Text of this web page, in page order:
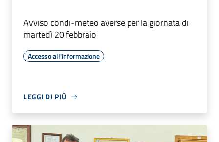
Avviso condi-meteo averse per la giornata di
martedì 20 febbraio
Accesso all'informazione
LEGGI DI PIÙ